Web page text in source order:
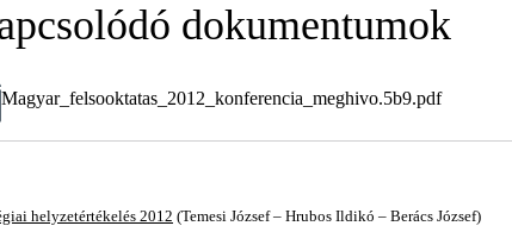
dokumentumok
Magyar_felsooktatas_2012_konferencia_meghivo.5b9.pdf
helyzetértékelés 2012 (Temesi József – Hrubos Ildikó – Berács József)